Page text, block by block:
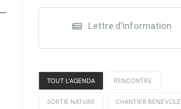
Lettre d'information
TOUT L'AGENDA RENCONTRE
SORTIE NATURE CHANTIER BÉNÉVOLE